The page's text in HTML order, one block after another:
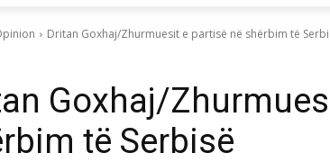
Dritan Goxhaj/Zhurmuesit e partisë në shërbim të
Goxhaj/
të Serbisë